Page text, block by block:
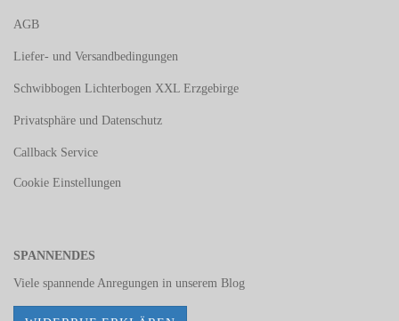
AGB
Liefer- und Versandbedingungen
Schwibbogen Lichterbogen XXL Erzgebirge
Privatsphäre und Datenschutz
Callback Service
Cookie Einstellungen
SPANNENDES
Viele spannende Anregungen in unserem Blog